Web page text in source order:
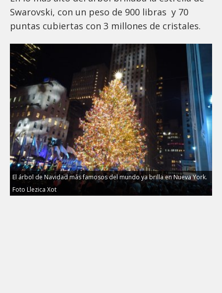
Swarovski, con un peso de 900 libras y 70
puntas cubiertas con 3 millones de cristales.
El árbol de Navidad más famosos del mundo ya brilla en Nueva York.
Foto Llezica Xot